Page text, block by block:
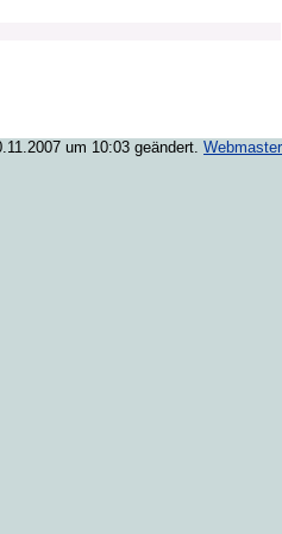
um 10:03 geändert. Webmaster